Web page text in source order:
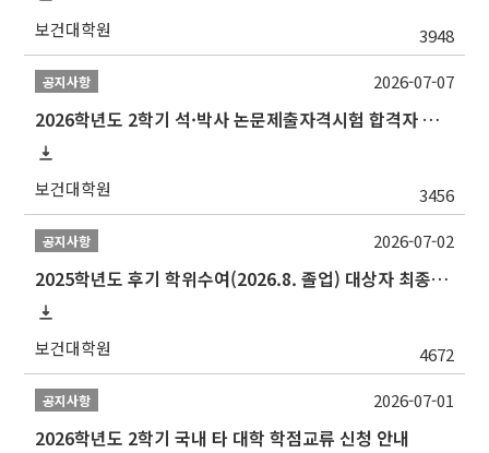
보건대학원 3948
공지사항
2026학년도 2학기 석·박사 논문제출자격시험 합격자 공고(TSQ Exam Result)
보건대학원 3456
2026-07-07
공지사항
2025학년도 후기 학위수여(2026.8. 졸업) 대상자 최종인준 논문 제출 안내
보건대학원 4672
2026-07-02
공지사항
2026학년도 2학기 국내 타 대학 학점교류 신청 안내
2026-07-01